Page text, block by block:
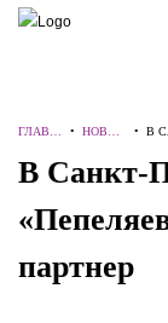
ПОИСК ПО
ГЛАВН
• НОВОС
• В
В Санкт-
партнер